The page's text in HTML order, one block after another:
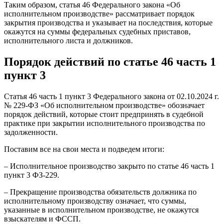
Таким образом, статья 46 Федерального закона «Об
исполнительном производстве» рассматривает порядок
закрытия производства и указывает на последствия, которые
окажутся на суммы федеральных судебных приставов,
исполнительного листа и должников.
Порядок действий по статье 46 часть 1
пункт 3
Статья 46 часть 1 пункт 3 Федерального закона от 02.10.2024 г.
№ 229-ФЗ «Об исполнительном производстве» обозначает
порядок действий, которые стоит предпринять в судебной
практике при закрытии исполнительного производства по
задолженности.
Поставим все на свои места и подведем итоги:
– Исполнительное производство закрыто по статье 46 часть 1
пункт 3 ФЗ-229.
– Прекращение производства обязательств должника по
исполнительному производству означает, что суммы,
указанные в исполнительном производстве, не окажутся
взыскателям и ФССП.